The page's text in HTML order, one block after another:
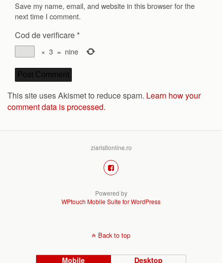
Save my name, email, and website in this browser for the
next time I comment.
Cod de verificare *
× 3 = nine
This site uses Akismet to reduce spam. Learn how your
comment data is processed.
ziaristionline.ro
Powered by
WPtouch Mobile Suite for WordPress
Back to top
Mobile Desktop